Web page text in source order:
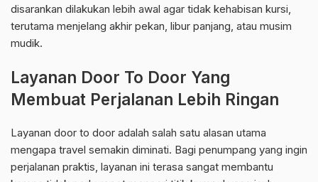
disarankan dilakukan lebih awal agar tidak kehabisan kursi,
terutama menjelang akhir pekan, libur panjang, atau musim
mudik.
Layanan Door To Door Yang
Membuat Perjalanan Lebih Ringan
Layanan door to door adalah salah satu alasan utama
mengapa travel semakin diminati. Bagi penumpang yang ingin
perjalanan praktis, layanan ini terasa sangat membantu